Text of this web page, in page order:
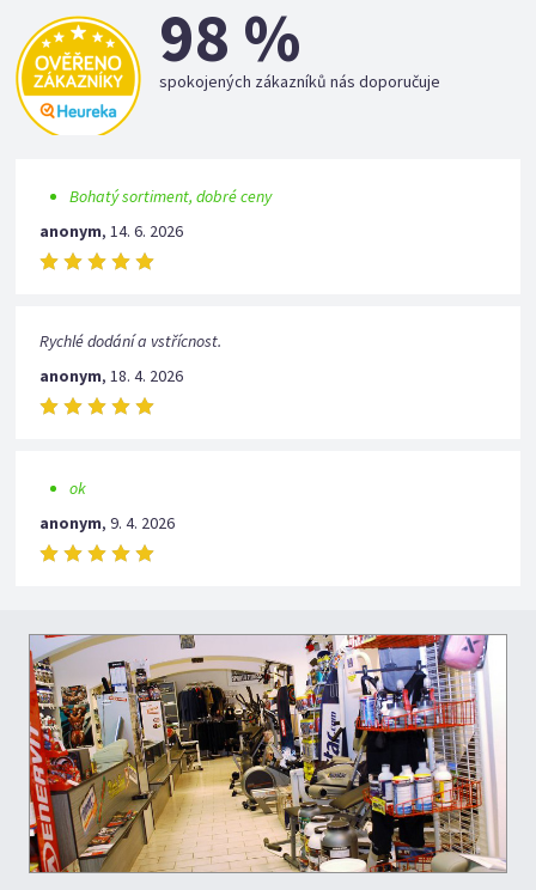
98 %
spokojených zákazníků nás doporučuje
Bohatý sortiment, dobré ceny
anonym,14. 6. 2026
Rychlé dodání a vstřícnost.
anonym,18. 4. 2026
ok
anonym,9. 4. 2026